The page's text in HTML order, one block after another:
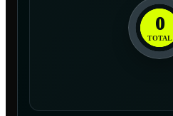
0
TOTAL